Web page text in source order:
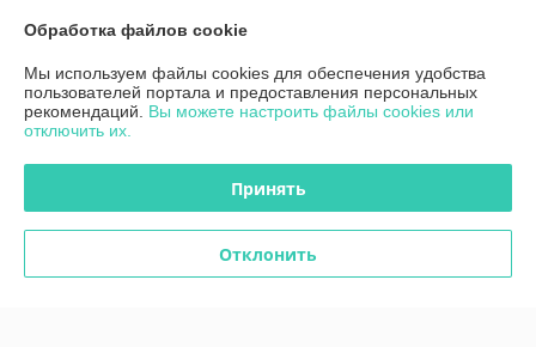
Доставка и оплата
График работы
Политика обработки cookies
Обработка файлов cookie
Мы используем файлы cookies для обеспечения удобства
пользователей портала и предоставления персональных
рекомендаций. Вы можете настроить файлы cookies или
отключить их.
Принять
Отклонить